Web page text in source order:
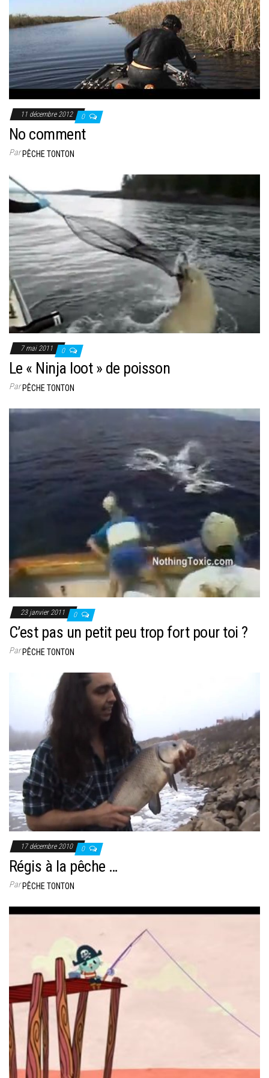
11 décembre 2012 0
No comment
ParPÊCHE TONTON
7 mai 2011 0
Le « Ninja loot » de poisson
ParPÊCHE TONTON
23 janvier 2011 0
C’est pas un petit peu trop fort pour toi ?
ParPÊCHE TONTON
17 décembre 2010 0
Régis à la pêche …
ParPÊCHE TONTON